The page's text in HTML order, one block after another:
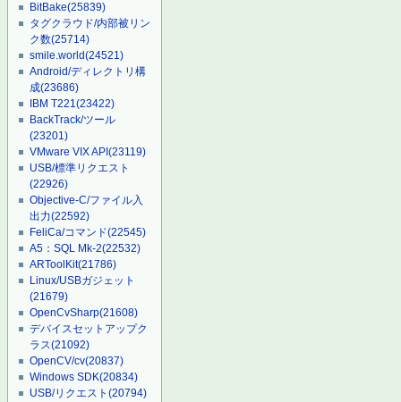
BitBake(25839)
タグクラウド/内部被リン
ク数(25714)
smile.world(24521)
Android/ディレクトリ構
成(23686)
IBM T221(23422)
BackTrack/ツール
(23201)
VMware VIX API(23119)
USB/標準リクエスト
(22926)
Objective-C/ファイル入
出力(22592)
FeliCa/コマンド(22545)
A5：SQL Mk-2(22532)
ARToolKit(21786)
Linux/USBガジェット
(21679)
OpenCvSharp(21608)
デバイスセットアップク
ラス(21092)
OpenCV/cv(20837)
Windows SDK(20834)
USB/リクエスト(20794)